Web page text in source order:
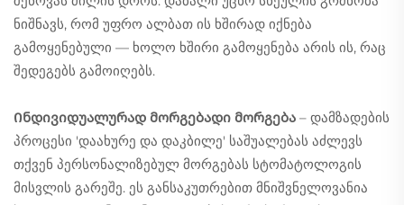
ნიშნავს, რომ უფრო ალბათ ის ხშირად იქნება
გამოყენებული — ხოლო ხშირი გამოყენება არის ის, რაც
შედეგებს გამოიღებს.
Ინდივიდუალურად მორგებადი მორგება – დამზადების
პროცესი 'დაახურე და დაკბილე' საშუალებას აძლევს
თქვენ პერსონალიზებულ მორგებას სტომატოლოგის
მისვლის გარეშე. ეს განსაკუთრებით მნიშვნელოვანია